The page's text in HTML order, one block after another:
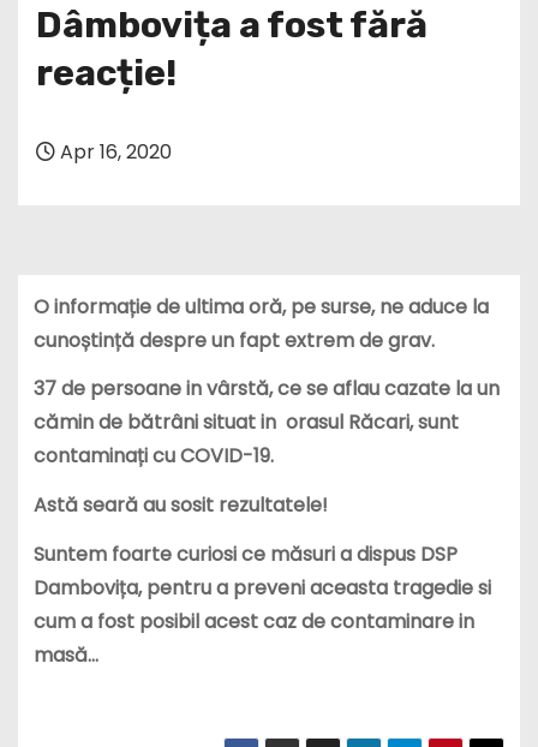
Dâmbovița a fost fără
reacție!
Apr 16, 2020
O informație de ultima oră, pe surse, ne aduce la
cunoștință despre un fapt extrem de grav.
37 de persoane in vârstă, ce se aflau cazate la un
cămin de bătrâni situat in orasul Răcari, sunt
contaminați cu COVID-19.
Astă seară au sosit rezultatele!
Suntem foarte curiosi ce măsuri a dispus DSP
Dambovița, pentru a preveni aceasta tragedie si
cum a fost posibil acest caz de contaminare in
masă…